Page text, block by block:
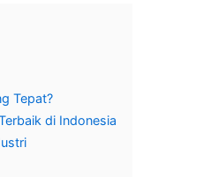
Tepat?
di Indonesia